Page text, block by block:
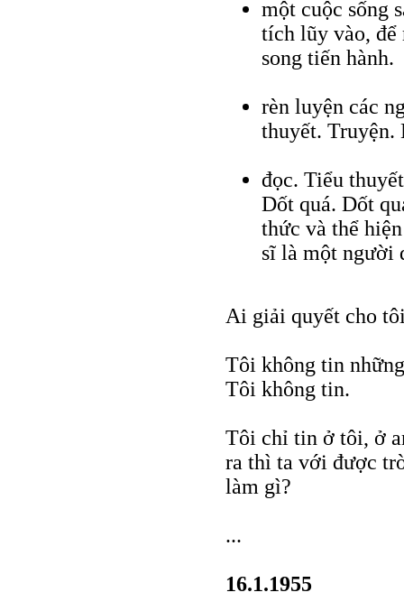
một cuộc sống
tích lũy vào, để
song tiến hành.
rèn luyện các
thuyết. Truyện.
đọc. Tiểu
Dốt quá. Dốt
thức và thể
sĩ là một người
Ai giải quyết cho
Tôi không tin
Tôi không tin.
Tôi chỉ tin ở tôi, ở
ra thì ta với được
làm gì?
...
16.1.1955